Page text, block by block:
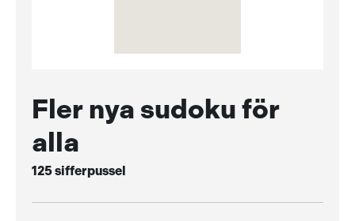
Fler nya sudoku för
alla
125 sifferpussel